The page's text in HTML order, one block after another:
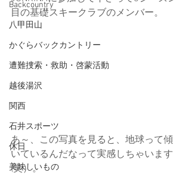
Backcountry
八甲田山
かぐらバックカントリー
遭難捜索・救助・啓蒙活動
越後湯沢
関西
石井スポーツ
休日
美味しいもの
目の基礎スキークラブのメンバー。
あ～、この写真を見ると、地球って傾
いているんだなって実感しちゃいます
(笑）。